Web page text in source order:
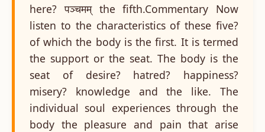
here? पञ्चमम् the fifth.Commentary Now
listen to the characteristics of these five?
of which the body is the first. It is termed
the support or the seat. The body is the
seat of desire? hatred? happiness?
misery? knowledge and the like. The
individual soul experiences through the
body the pleasure and pain that arise